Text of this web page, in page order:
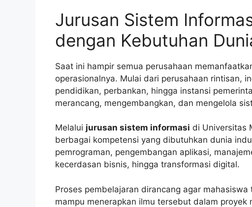
Jurusan Sistem
dengan Kebutuhan
Saat ini hampir semua perusahaan
operasionalnya. Mulai dari perusahaan rintisan,
pendidikan, perbankan, hingga instansi
merancang, mengembangkan, dan mengelola
Melalui jurusan sistem informasi di Universitas
berbagai kompetensi yang dibutuhkan dunia
pemrograman, pengembangan aplikasi,
kecerdasan bisnis, hingga transformasi digital.
Proses pembelajaran dirancang agar
mampu menerapkan ilmu tersebut dalam